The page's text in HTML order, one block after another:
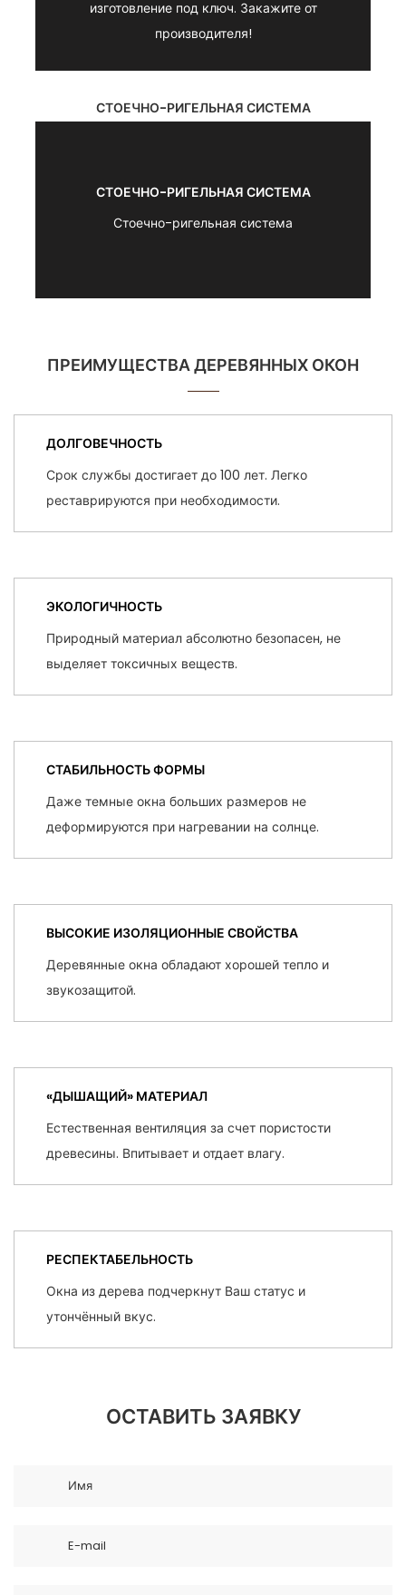
изготовление под ключ. Закажите от
производителя!
СТОЕЧНО-РИГЕЛЬНАЯ СИСТЕМА
СТОЕЧНО-РИГЕЛЬНАЯ СИСТЕМА
Стоечно-ригельная система
ПРЕИМУЩЕСТВА ДЕРЕВЯННЫХ ОКОН
ДОЛГОВЕЧНОСТЬ
Срок службы достигает до 100 лет. Легко
реставрируются при необходимости.
ЭКОЛОГИЧНОСТЬ
Природный материал абсолютно безопасен, не
выделяет токсичных веществ.
СТАБИЛЬНОСТЬ ФОРМЫ
Даже темные окна больших размеров не
деформируются при нагревании на солнце.
ВЫСОКИЕ ИЗОЛЯЦИОННЫЕ СВОЙСТВА
Деревянные окна обладают хорошей тепло и
звукозащитой.
«ДЫШАЩИЙ» МАТЕРИАЛ
Естественная вентиляция за счет пористости
древесины. Впитывает и отдает влагу.
РЕСПЕКТАБЕЛЬНОСТЬ
Окна из дерева подчеркнут Ваш статус и
утончённый вкус.
ОСТАВИТЬ ЗАЯВКУ
Имя
E-mail